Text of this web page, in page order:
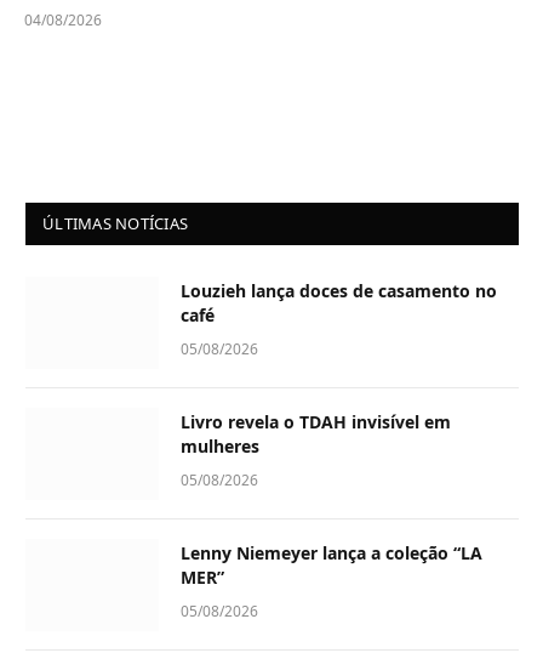
04/08/2026
ÚLTIMAS NOTÍCIAS
Louzieh lança doces de casamento no
café
05/08/2026
Livro revela o TDAH invisível em
mulheres
05/08/2026
Lenny Niemeyer lança a coleção “LA
MER”
05/08/2026